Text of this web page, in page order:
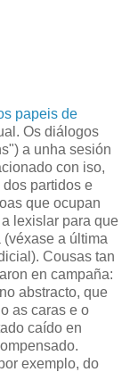
papeis de
Os diálogos
a unha sesión
con iso,
partidos e
que ocupan
lexislar para que
a última
Cousas tan
en campaña:
abstracto, que
as caras e o
caído en
exemplo, do